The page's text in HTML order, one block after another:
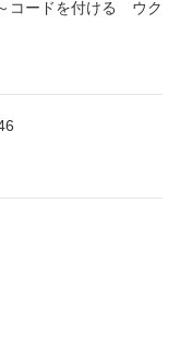
コードを付ける ウク